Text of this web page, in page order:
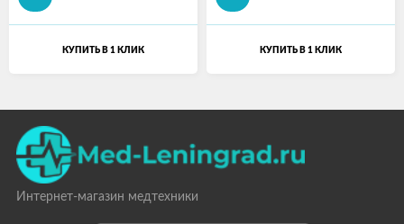
КУПИТЬ В 1 КЛИК КУПИТЬ В 1 КЛИК
Интернет-магазин медтехники